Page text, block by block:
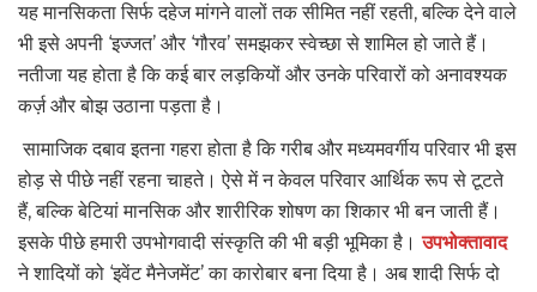
यह मानसिकता सिर्फ दहेज मांगने वालों तक सीमित नहीं रहती, बल्कि देने वाले
भी इसे अपनी ‘इज्जत’ और ‘गौरव’ समझकर स्वेच्छा से शामिल हो जाते हैं।
नतीजा यह होता है कि कई बार लड़कियों और उनके परिवारों को अनावश्यक
कर्ज़ और बोझ उठाना पड़ता है।
सामाजिक दबाव इतना गहरा होता है कि गरीब और मध्यमवर्गीय परिवार भी इस
होड़ से पीछे नहीं रहना चाहते। ऐसे में न केवल परिवार आर्थिक रूप से टूटते
हैं, बल्कि बेटियां मानसिक और शारीरिक शोषण का शिकार भी बन जाती हैं।
इसके पीछे हमारी उपभोगवादी संस्कृति की भी बड़ी भूमिका है। उपभोक्तावाद
ने शादियों को ‘इवेंट मैनेजमेंट’ का कारोबार बना दिया है। अब शादी सिर्फ दो